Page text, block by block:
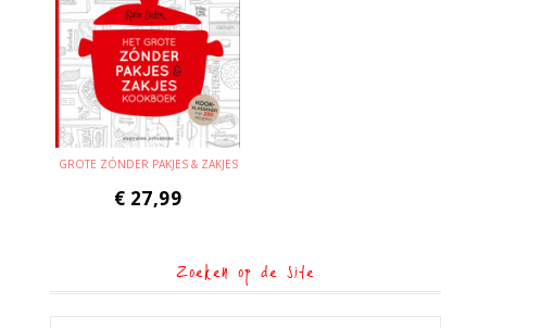
GROTE ZÓNDER PAKJES & ZAKJES
€ 27,99
Zoeken op de site